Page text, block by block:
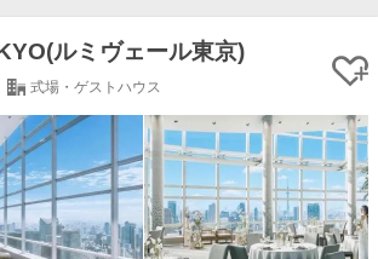
ルミヴェール東京)
式場・ゲストハウス